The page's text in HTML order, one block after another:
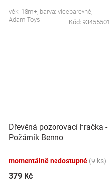
věk: 18m+, barva: vícebarevné,
Adam Toys
Kód: 93455501
Dřevěná pozorovací hračka -
Požárník Benno
momentálně nedostupné (9 ks)
379 Kč